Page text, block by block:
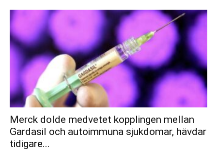
Merck dolde medvetet kopplingen mellan
Gardasil och autoimmuna sjukdomar, hävdar
tidigare...